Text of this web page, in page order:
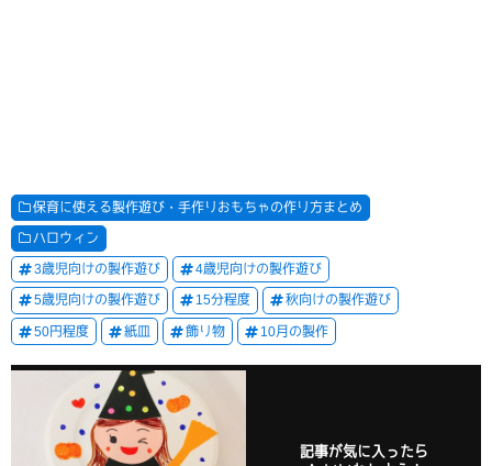
保育に使える製作遊び・手作りおもちゃの作り方まとめ
ハロウィン
3歳児向けの製作遊び 4歳児向けの製作遊び
5歳児向けの製作遊び 15分程度 秋向けの製作遊び
50円程度 紙皿 飾り物 10月の製作
記事が気に入ったら